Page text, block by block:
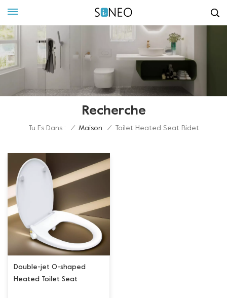
Recherche
Tu Es Dans : / Maison / Toilet Heated Seat Bidet
Double-jet O-shaped
Heated Toilet Seat